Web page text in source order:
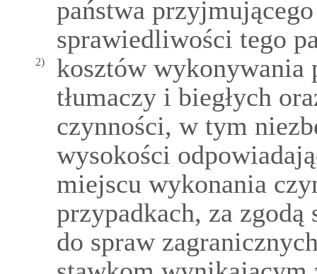
państwa
sprawiedliwości tego
2)
kosztów wykonywania
tłumaczy i biegłych
czynności, w tym
wysokości
miejscu wykonania
przypadkach, za
do spraw